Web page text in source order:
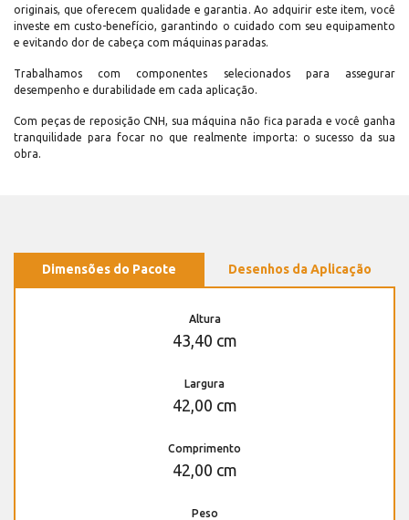
originais, que oferecem qualidade e garantia. Ao adquirir este item, você
investe em custo-benefício, garantindo o cuidado com seu equipamento
e evitando dor de cabeça com máquinas paradas.
Trabalhamos com componentes selecionados para assegurar
desempenho e durabilidade em cada aplicação.
Com peças de reposição CNH, sua máquina não fica parada e você ganha
tranquilidade para focar no que realmente importa: o sucesso da sua
obra.
Dimensões do Pacote Desenhos da Aplicação
Altura
43,40 cm
Largura
42,00 cm
Comprimento
42,00 cm
Peso